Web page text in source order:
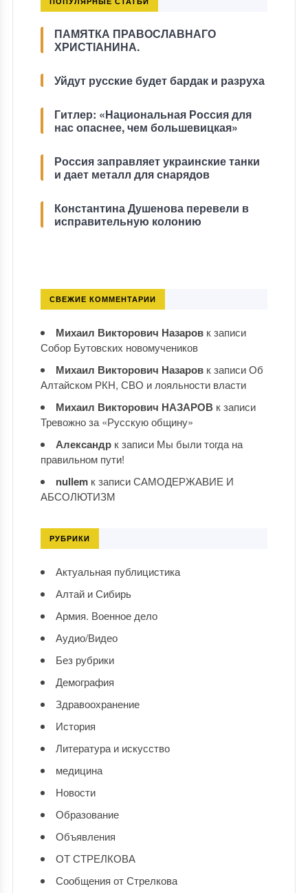
ПАМЯТКА ПРАВОСЛАВНАГО
ХРИСТІАНИНА.
Уйдут русские будет бардак и разруха
Гитлер: «Национальная Россия для
нас опаснее, чем большевицкая»
Россия заправляет украинские танки
и дает металл для снарядов
Константина Душенова перевели в
исправительную колонию
СВЕЖИЕ КОММЕНТАРИИ
Михаил Викторович Назаровк записи
Собор Бутовских новомучеников
Михаил Викторович Назаровк записиОб
Алтайском РКН, СВО и лояльности власти
Михаил Викторович НАЗАРОВ к записи
Тревожно за «Русскую общину»
Александрк записи Мы были тогда на
правильном пути!
nullemк записиСАМОДЕРЖАВИЕ И
АБСОЛЮТИЗМ
РУБРИКИ
Актуальная публицистика
Алтай и Сибирь
Армия. Военное дело
Аудио/Видео
Без рубрики
Демография
Здравоохранение
История
Литература и искусство
медицина
Новости
Образование
Объявления
ОТ СТРЕЛКОВА
Сообщения от Стрелкова